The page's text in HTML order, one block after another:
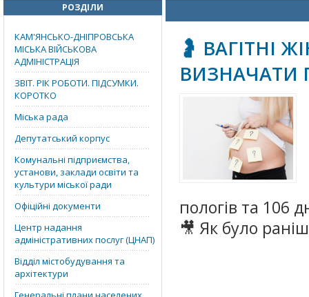
РОЗДІЛИ
КАМ'ЯНСЬКО-ДНІПРОВСЬКА
МІСЬКА ВІЙСЬКОВА
АДМІНІСТРАЦІЯ
ЗВІТ. РІК РОБОТИ. ПІДСУМКИ.
КОРОТКО
Міська рада
Депутатський корпус
Комунальні підприємства,
установи, заклади освіти та
культури міської ради
Офіційні документи
Центр надання
адміністративних послуг (ЦНАП)
Відділ містобудування та
архітектури
🤰 ВАГІТНІ
ВИЗНАЧАТИ
пологів та 106
🎥 Як було